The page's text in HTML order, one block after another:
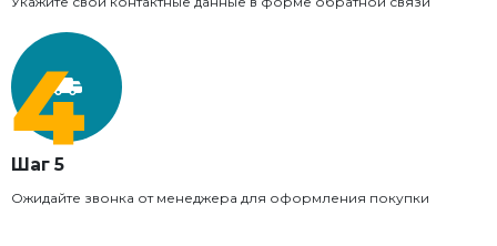
Шаг 5
Ожидайте звонка от менеджера для оформления покупки